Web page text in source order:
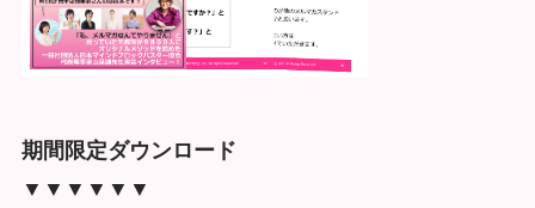
期間限定ダウンロード
▼▼▼▼▼▼